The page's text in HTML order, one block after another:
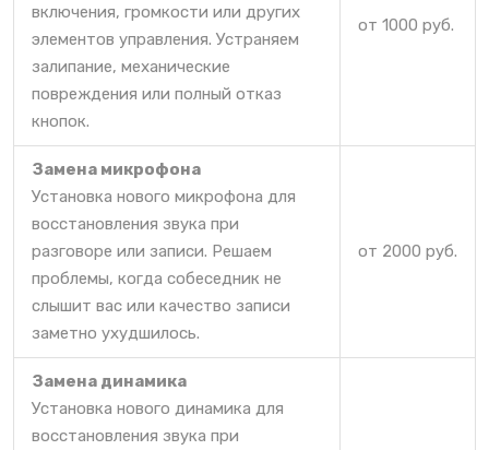
включения, громкости или других
элементов управления. Устраняем
залипание, механические
повреждения или полный отказ
кнопок.
от 1000 руб.
Замена микрофона
Установка нового микрофона для
восстановления звука при
разговоре или записи. Решаем
проблемы, когда собеседник не
слышит вас или качество записи
заметно ухудшилось.
от 2000 руб.
Замена динамика
Установка нового динамика для
восстановления звука при